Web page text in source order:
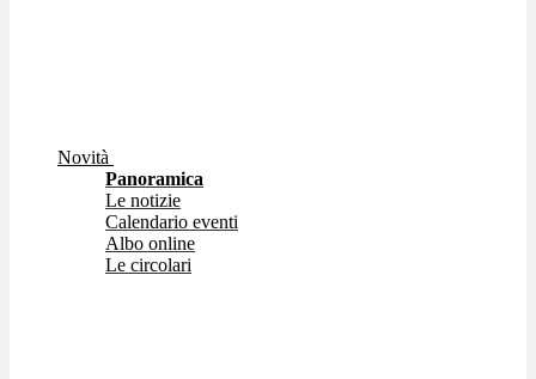
Novità
Panoramica
Le notizie
Calendario eventi
Albo online
Le circolari